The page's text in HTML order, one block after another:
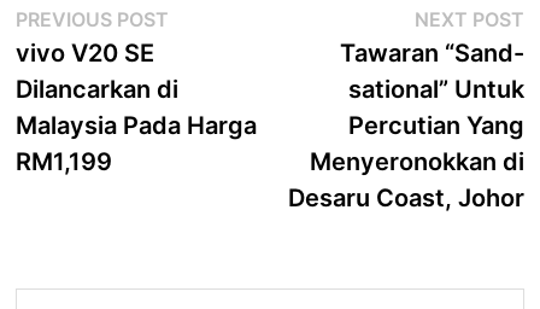
Post
navigation
PREVIOUS POST
vivo V20 SE
Dilancarkan di
Malaysia Pada Harga
RM1,199
NEXT POST
Tawaran “Sand-
sational” Untuk
Percutian Yang
Menyeronokkan di
Desaru Coast, Johor